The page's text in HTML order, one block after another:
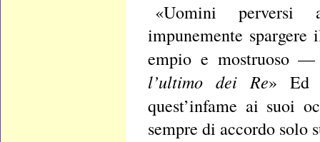
«Uomini perversi
impunemente
empio e mostruoso
l’ultimo dei Re» Ed
quest’infame ai suoi
sempre di accordo solo